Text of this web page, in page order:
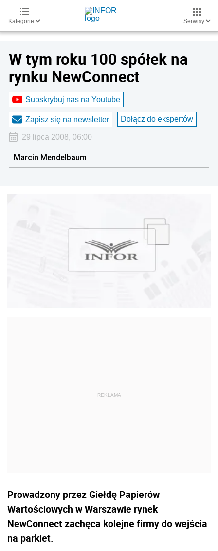
Kategorie Serwisy
W tym roku 100 spółek na
rynku NewConnect
Subskrybuj nas na Youtube
Zapisz się na newsletter Dołącz do ekspertów
29 lipca 2008, 06:00
Marcin Mendelbaum
Prowadzony przez Giełdę Papierów
Wartościowych w Warszawie rynek
NewConnect zachęca kolejne firmy do wejścia
na parkiet.